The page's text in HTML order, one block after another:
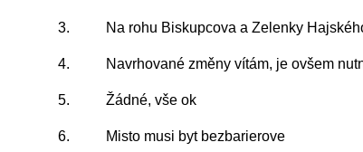
3. Na rohu Biskupcova a Zelenky Hajského
4. Navrhované změny vítám, je ovšem nutné
5. Žádné, vše ok
6. Misto musi byt bezbarierove